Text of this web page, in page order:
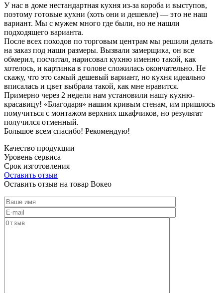
У нас в доме нестандартная кухня из-за короба и выступов,
поэтому готовые кухни (хоть они и дешевле) — это не наш
вариант. Мы с мужем много где были, но не нашли
подходящего варианта.
После всех походов по торговым центрам мы решили делать
на заказ под наши размеры. Вызвали замерщика, он все
обмерил, посчитал, нарисовал кухню именно такой, как
хотелось, и картинка в голове сложилась окончательно. Не
скажу, что это самый дешевый вариант, но кухня идеально
вписалась и цвет выбрала такой, как мне нравится.
Примерно через 2 недели нам установили нашу кухню-
красавицу! «Благодаря» нашим кривым стенам, им пришлось
помучиться с монтажом верхних шкафчиков, но результат
получился отменный.
Большое всем спасибо! Рекомендую!
Качество продукции
Уровень сервиса
Срок изготовления
Оставить отзыв
Оставить отзыв на товар Вокео